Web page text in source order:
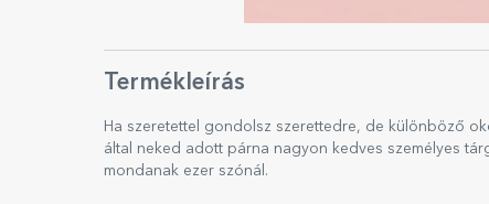
Termékleírás
Ha szeretettel gondolsz szerettedre, de különböző
által neked adott párna nagyon kedves személyes
mondanak ezer szónál.